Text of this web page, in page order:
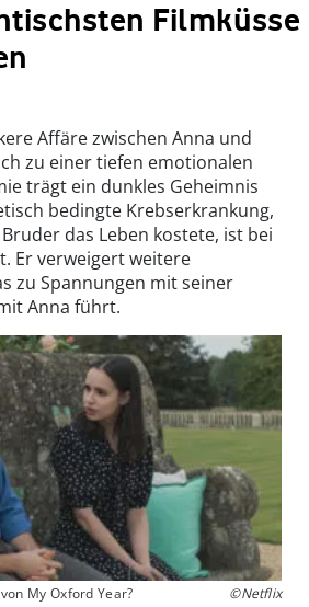
Filmküsse
Affäre zwischen Anna und
zu einer tiefen emotionalen
trägt ein dunkles Geheimnis
bedingte Krebserkrankung,
das Leben kostete, ist bei
Er verweigert weitere
zu Spannungen mit seiner
Anna führt.
My Oxford Year? ©Netflix